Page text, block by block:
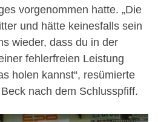
vorgenommen hatte. „Die
und hätte keinesfalls sein
wieder, dass du in der
fehlerfreien Leistung
holen kannst“, resümierte
nach dem Schlusspfiff.